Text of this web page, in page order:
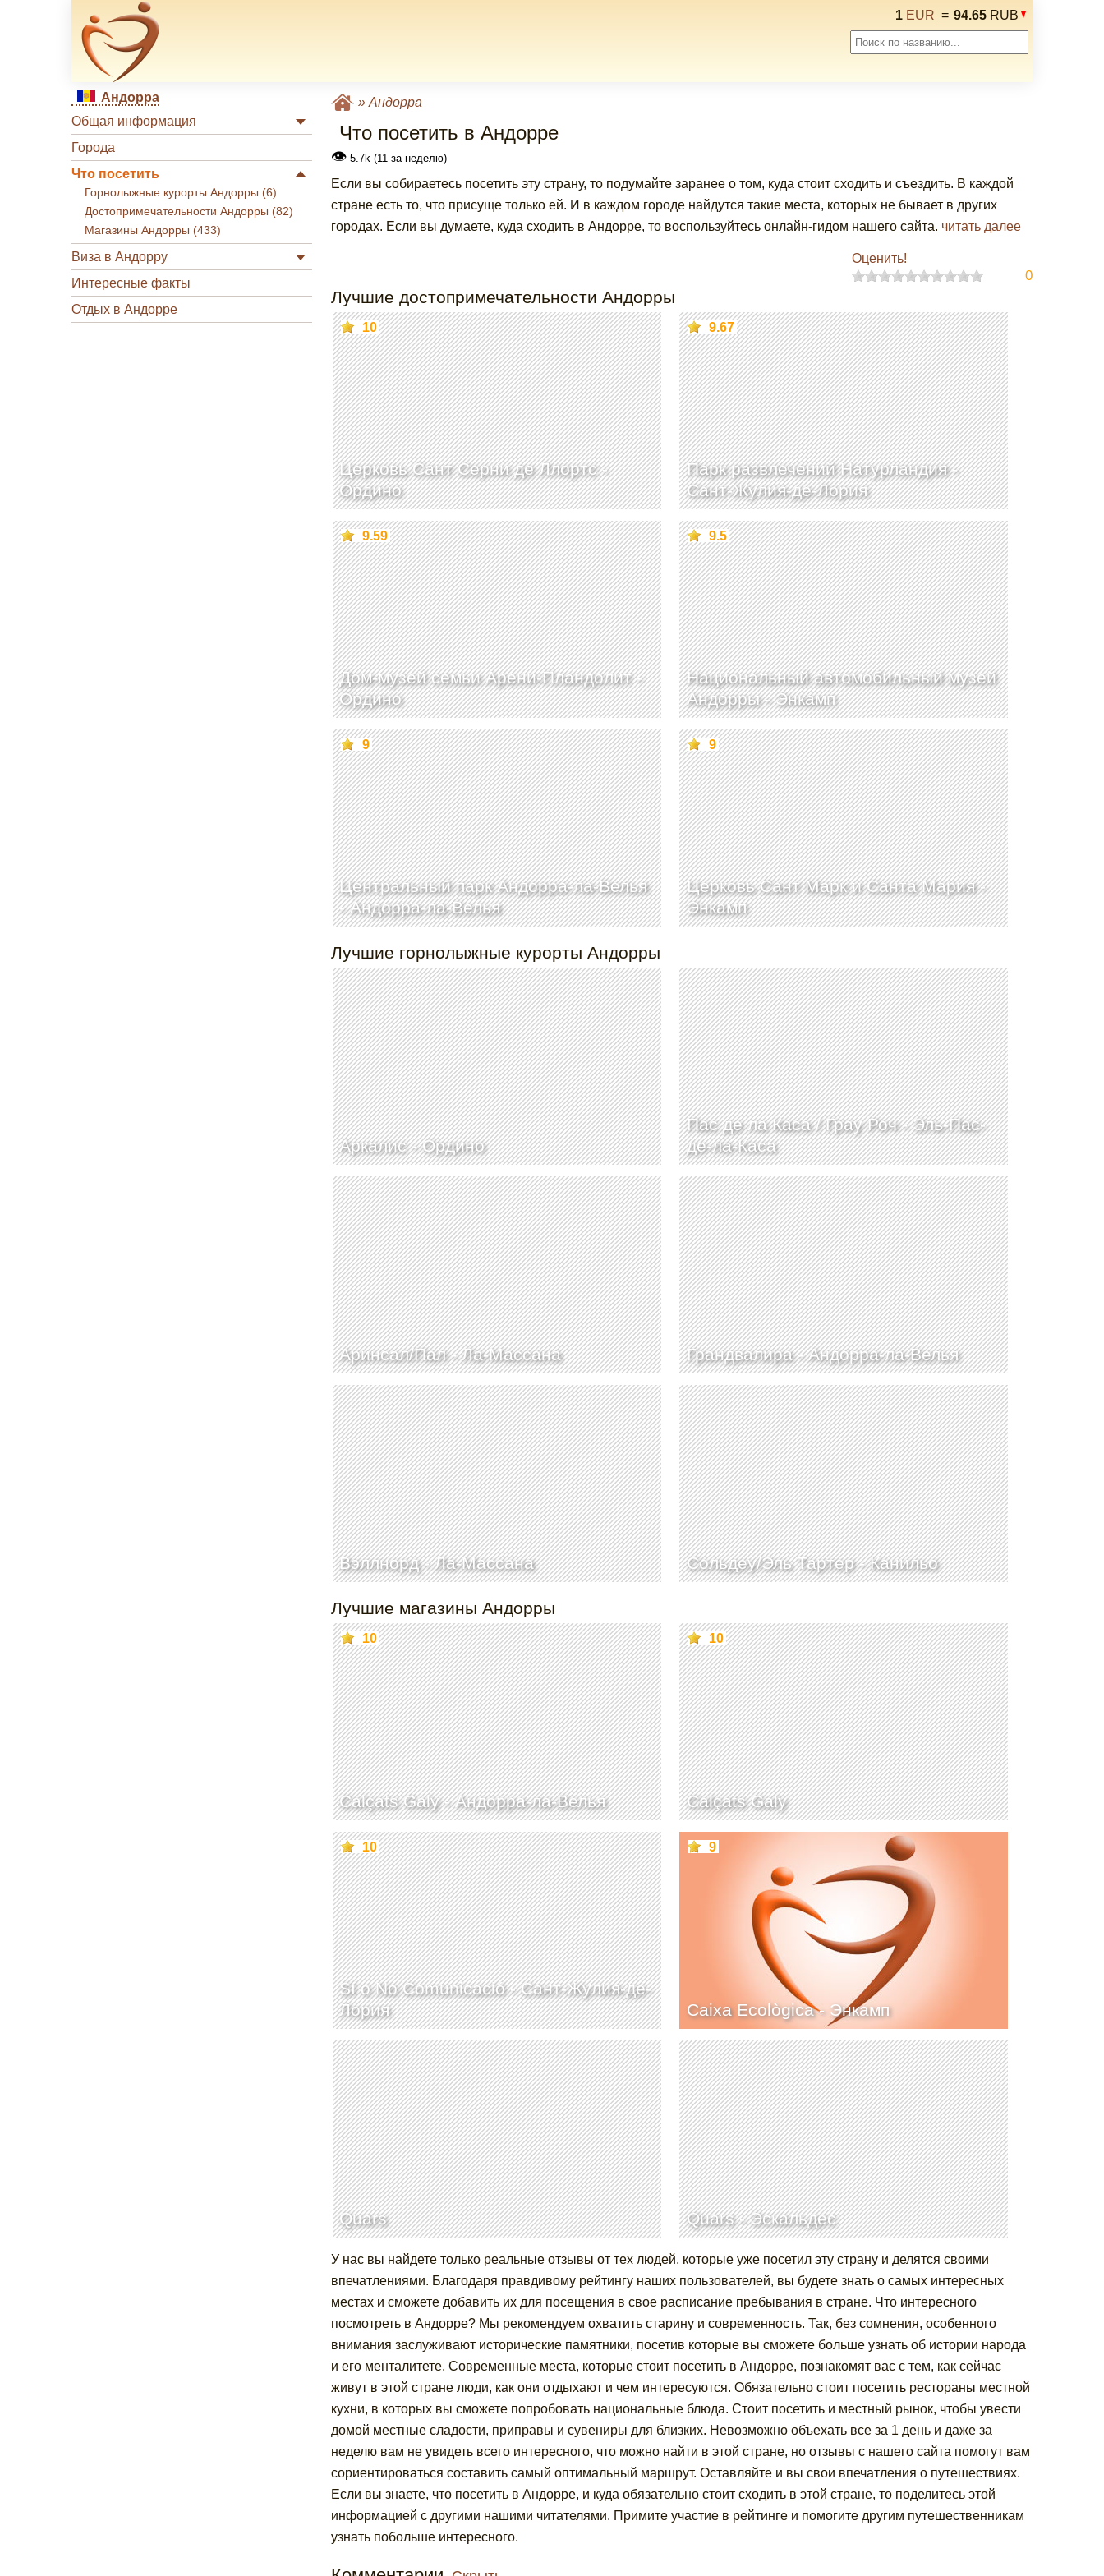
1 EUR = 94.65 RUB
Андорра
Общая информация
Города
Что посетить
Горнолыжные курорты Андорры (6)
Достопримечательности Андорры (82)
Магазины Андорры (433)
Виза в Андорру
Интересные факты
Отдых в Андорре
» Андорра
Что посетить в Андорре
👁5.7k (11 за неделю)
Если вы собираетесь посетить эту страну, то подумайте заранее о том, куда стоит сходить и съездить. В каждой
стране есть то, что присуще только ей. И в каждом городе найдутся такие места, которых не бывает в других
городах. Если вы думаете, куда сходить в Андорре, то воспользуйтесь онлайн-гидом нашего сайта. читать далее
Оценить!
0
Лучшие достопримечательности Андорры
Церковь Сант Серни де Ллортс -
Ордино
10
Парк развлечений Натурландия -
Сант-Жулия-де-Лория
9.67
Дом-музей семьи Арени-Пландолит -
Ордино
9.59
Национальный автомобильный музей
Андорры -Энкамп
9.5
Центральный парк Андорра-ла-Велья
-Андорра-ла-Велья
9
Церковь Сант Марк и Санта Мария -
Энкамп
9
Лучшие горнолыжные курорты Андорры
Аркалис -Ордино
Пас де ла Каса / Грау Роч -Эль-Пас-
де-ла-Каса
Аринсал/Пал -Ла-Массана Грандвалира -Андорра-ла-Велья
Вэллнорд -Ла-Массана Сольдеу/Эль Тартер -Канильо
Лучшие магазины Андорры
Calçats Galy -Андорра-ла-Велья
10
Calçats Galy
10
Sí o No Comunicació -Сант-Жулия-де-
Лория
10
Caixa Ecològica - Энкамп
9
Quars Quars -Эскальдес
У нас вы найдете только реальные отзывы от тех людей, которые уже посетил эту страну и делятся своими
впечатлениями. Благодаря правдивому рейтингу наших пользователей, вы будете знать о самых интересных
местах и сможете добавить их для посещения в свое расписание пребывания в стране. Что интересного
посмотреть в Андорре? Мы рекомендуем охватить старину и современность. Так, без сомнения, особенного
внимания заслуживают исторические памятники, посетив которые вы сможете больше узнать об истории народа
и его менталитете. Современные места, которые стоит посетить в Андорре, познакомят вас с тем, как сейчас
живут в этой стране люди, как они отдыхают и чем интересуются. Обязательно стоит посетить рестораны местной
кухни, в которых вы сможете попробовать национальные блюда. Стоит посетить и местный рынок, чтобы увести
домой местные сладости, приправы и сувениры для близких. Невозможно объехать все за 1 день и даже за
неделю вам не увидеть всего интересного, что можно найти в этой стране, но отзывы с нашего сайта помогут вам
сориентироваться составить самый оптимальный маршрут. Оставляйте и вы свои впечатления о путешествиях.
Если вы знаете, что посетить в Андорре, и куда обязательно стоит сходить в этой стране, то поделитесь этой
информацией с другими нашими читателями. Примите участие в рейтинге и помогите другим путешественникам
узнать побольше интересного.